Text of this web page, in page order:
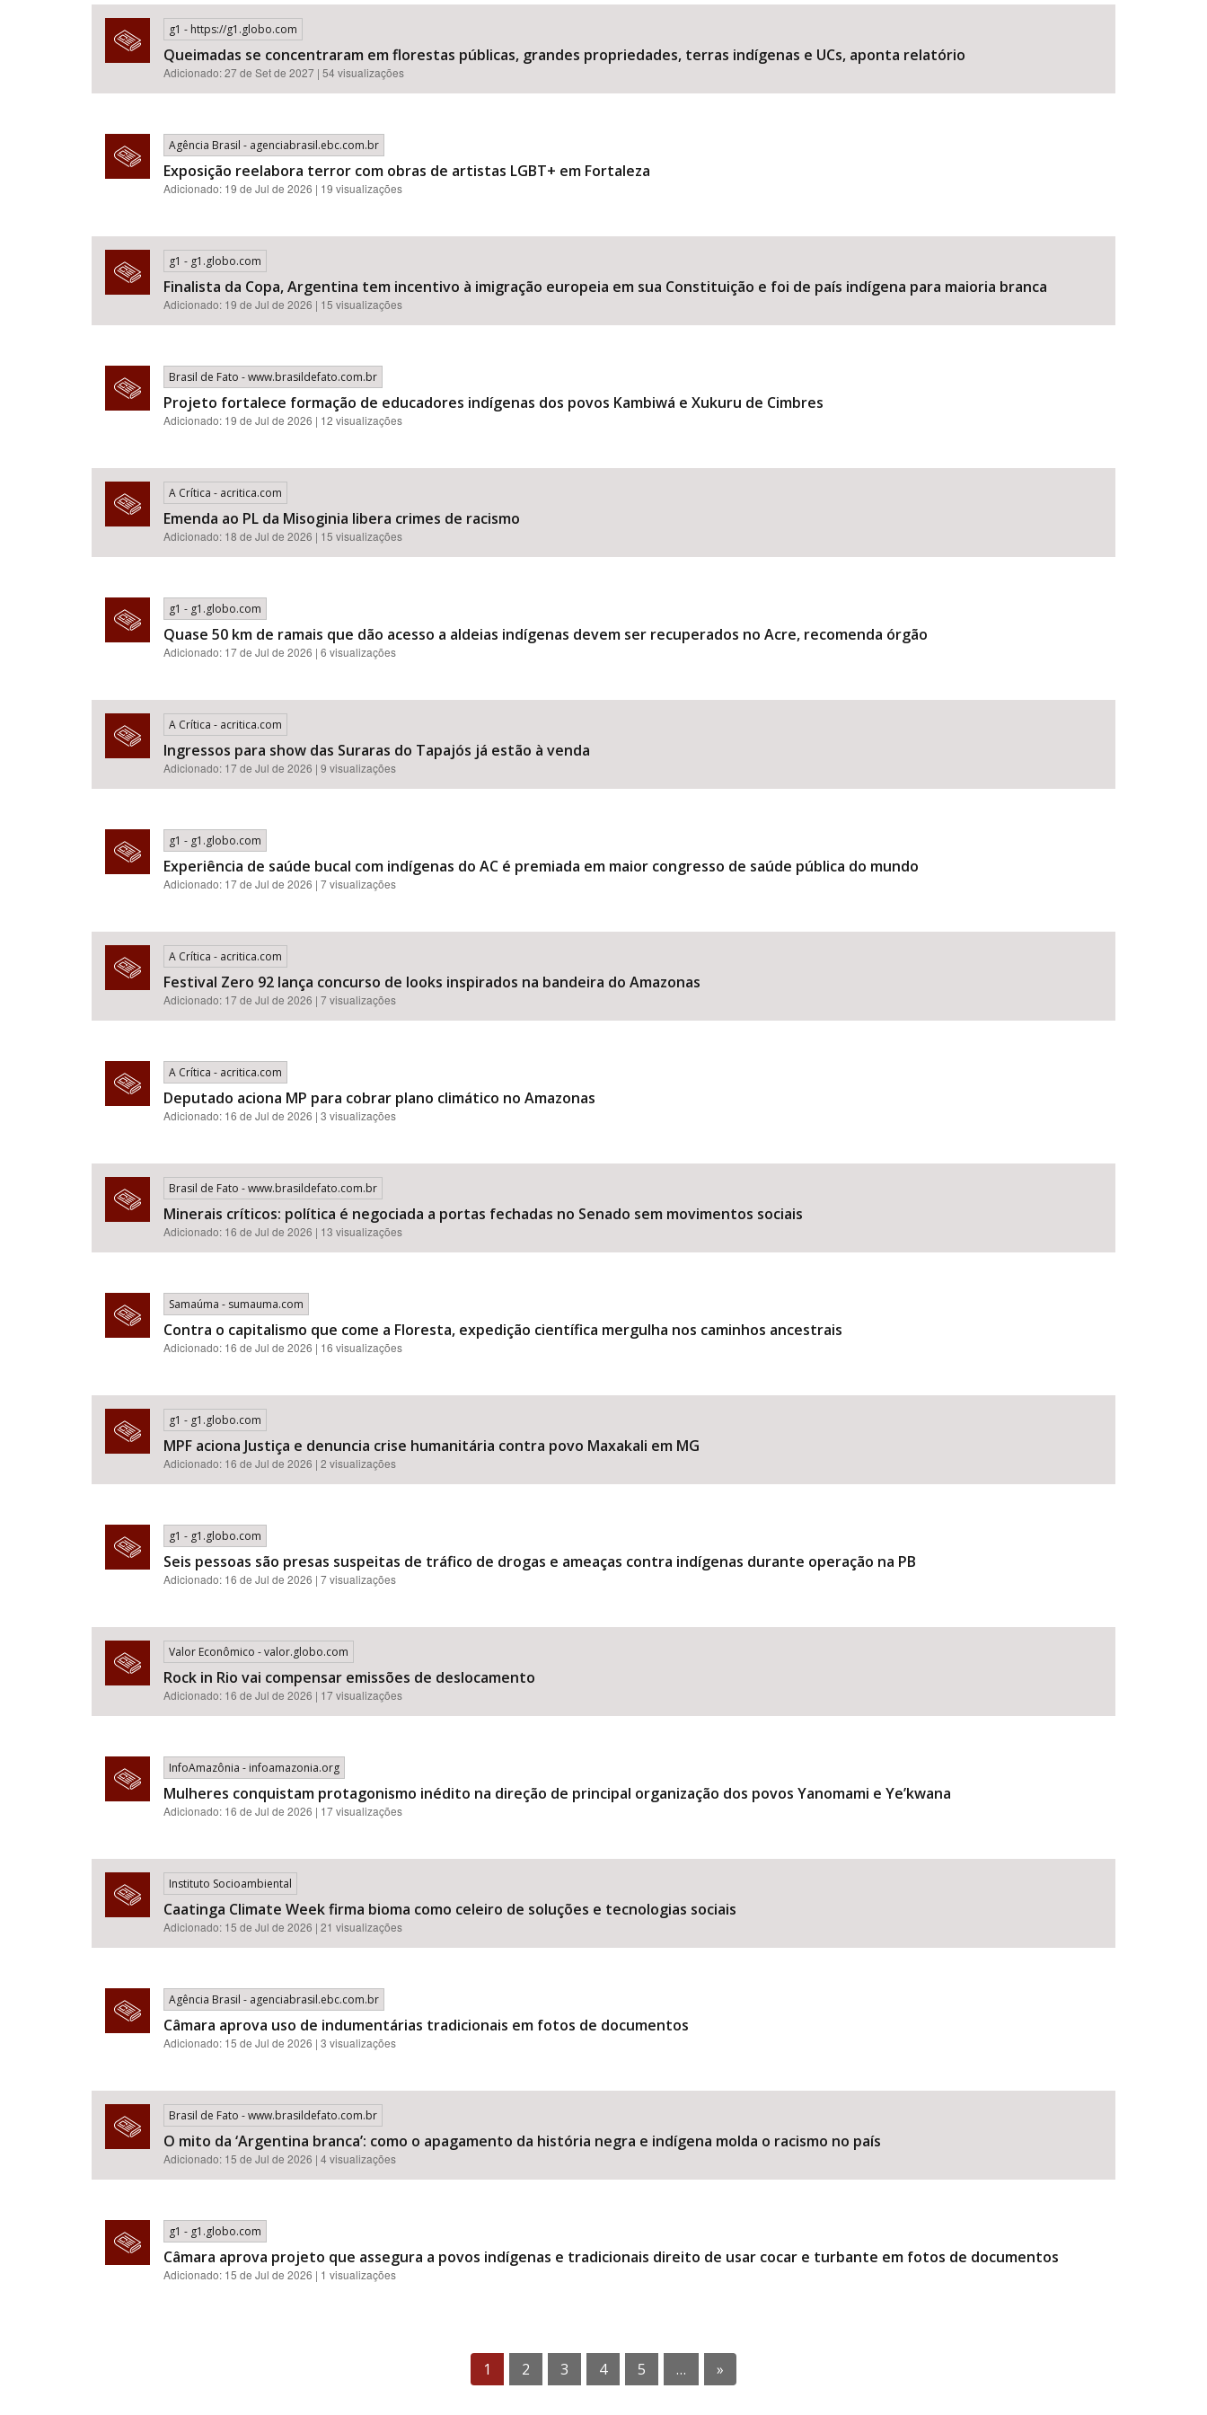
g1 - https://g1.globo.com
Queimadas se concentraram em florestas públicas, grandes propriedades, terras indígenas e UCs, aponta relatório
Adicionado: 27 de Set de 2027 | 54 visualizações
Agência Brasil - agenciabrasil.ebc.com.br
Exposição reelabora terror com obras de artistas LGBT+ em Fortaleza
Adicionado: 19 de Jul de 2026 | 19 visualizações
g1 - g1.globo.com
Finalista da Copa, Argentina tem incentivo à imigração europeia em sua Constituição e foi de país indígena para maioria branca
Adicionado: 19 de Jul de 2026 | 15 visualizações
Brasil de Fato - www.brasildefato.com.br
Projeto fortalece formação de educadores indígenas dos povos Kambiwá e Xukuru de Cimbres
Adicionado: 19 de Jul de 2026 | 12 visualizações
A Crítica - acritica.com
Emenda ao PL da Misoginia libera crimes de racismo​​​​​​​​​​​​​​​​​​​​​​​​​​​​​​​​​​​​​​​​​​
Adicionado: 18 de Jul de 2026 | 15 visualizações
g1 - g1.globo.com
Quase 50 km de ramais que dão acesso a aldeias indígenas devem ser recuperados no Acre, recomenda órgão
Adicionado: 17 de Jul de 2026 | 6 visualizações
A Crítica - acritica.com
Ingressos para show das Suraras do Tapajós já estão à venda
Adicionado: 17 de Jul de 2026 | 9 visualizações
g1 - g1.globo.com
Experiência de saúde bucal com indígenas do AC é premiada em maior congresso de saúde pública do mundo
Adicionado: 17 de Jul de 2026 | 7 visualizações
A Crítica - acritica.com
Festival Zero 92 lança concurso de looks inspirados na bandeira do Amazonas
Adicionado: 17 de Jul de 2026 | 7 visualizações
A Crítica - acritica.com
Deputado aciona MP para cobrar plano climático no Amazonas
Adicionado: 16 de Jul de 2026 | 3 visualizações
Brasil de Fato - www.brasildefato.com.br
Minerais críticos: política é negociada a portas fechadas no Senado sem movimentos sociais
Adicionado: 16 de Jul de 2026 | 13 visualizações
Samaúma - sumauma.com
Contra o capitalismo que come a Floresta, expedição científica mergulha nos caminhos ancestrais
Adicionado: 16 de Jul de 2026 | 16 visualizações
g1 - g1.globo.com
MPF aciona Justiça e denuncia crise humanitária contra povo Maxakali em MG
Adicionado: 16 de Jul de 2026 | 2 visualizações
g1 - g1.globo.com
Seis pessoas são presas suspeitas de tráfico de drogas e ameaças contra indígenas durante operação na PB
Adicionado: 16 de Jul de 2026 | 7 visualizações
Valor Econômico - valor.globo.com
Rock in Rio vai compensar emissões de deslocamento
Adicionado: 16 de Jul de 2026 | 17 visualizações
InfoAmazônia - infoamazonia.org
Mulheres conquistam protagonismo inédito na direção de principal organização dos povos Yanomami e Ye’kwana
Adicionado: 16 de Jul de 2026 | 17 visualizações
Instituto Socioambiental
Caatinga Climate Week firma bioma como celeiro de soluções e tecnologias sociais
Adicionado: 15 de Jul de 2026 | 21 visualizações
Agência Brasil - agenciabrasil.ebc.com.br
Câmara aprova uso de indumentárias tradicionais em fotos de documentos
Adicionado: 15 de Jul de 2026 | 3 visualizações
Brasil de Fato - www.brasildefato.com.br
O mito da ‘Argentina branca’: como o apagamento da história negra e indígena molda o racismo no país
Adicionado: 15 de Jul de 2026 | 4 visualizações
g1 - g1.globo.com
Câmara aprova projeto que assegura a povos indígenas e tradicionais direito de usar cocar e turbante em fotos de documentos
Adicionado: 15 de Jul de 2026 | 1 visualizações
1 2 3 4 5 … »